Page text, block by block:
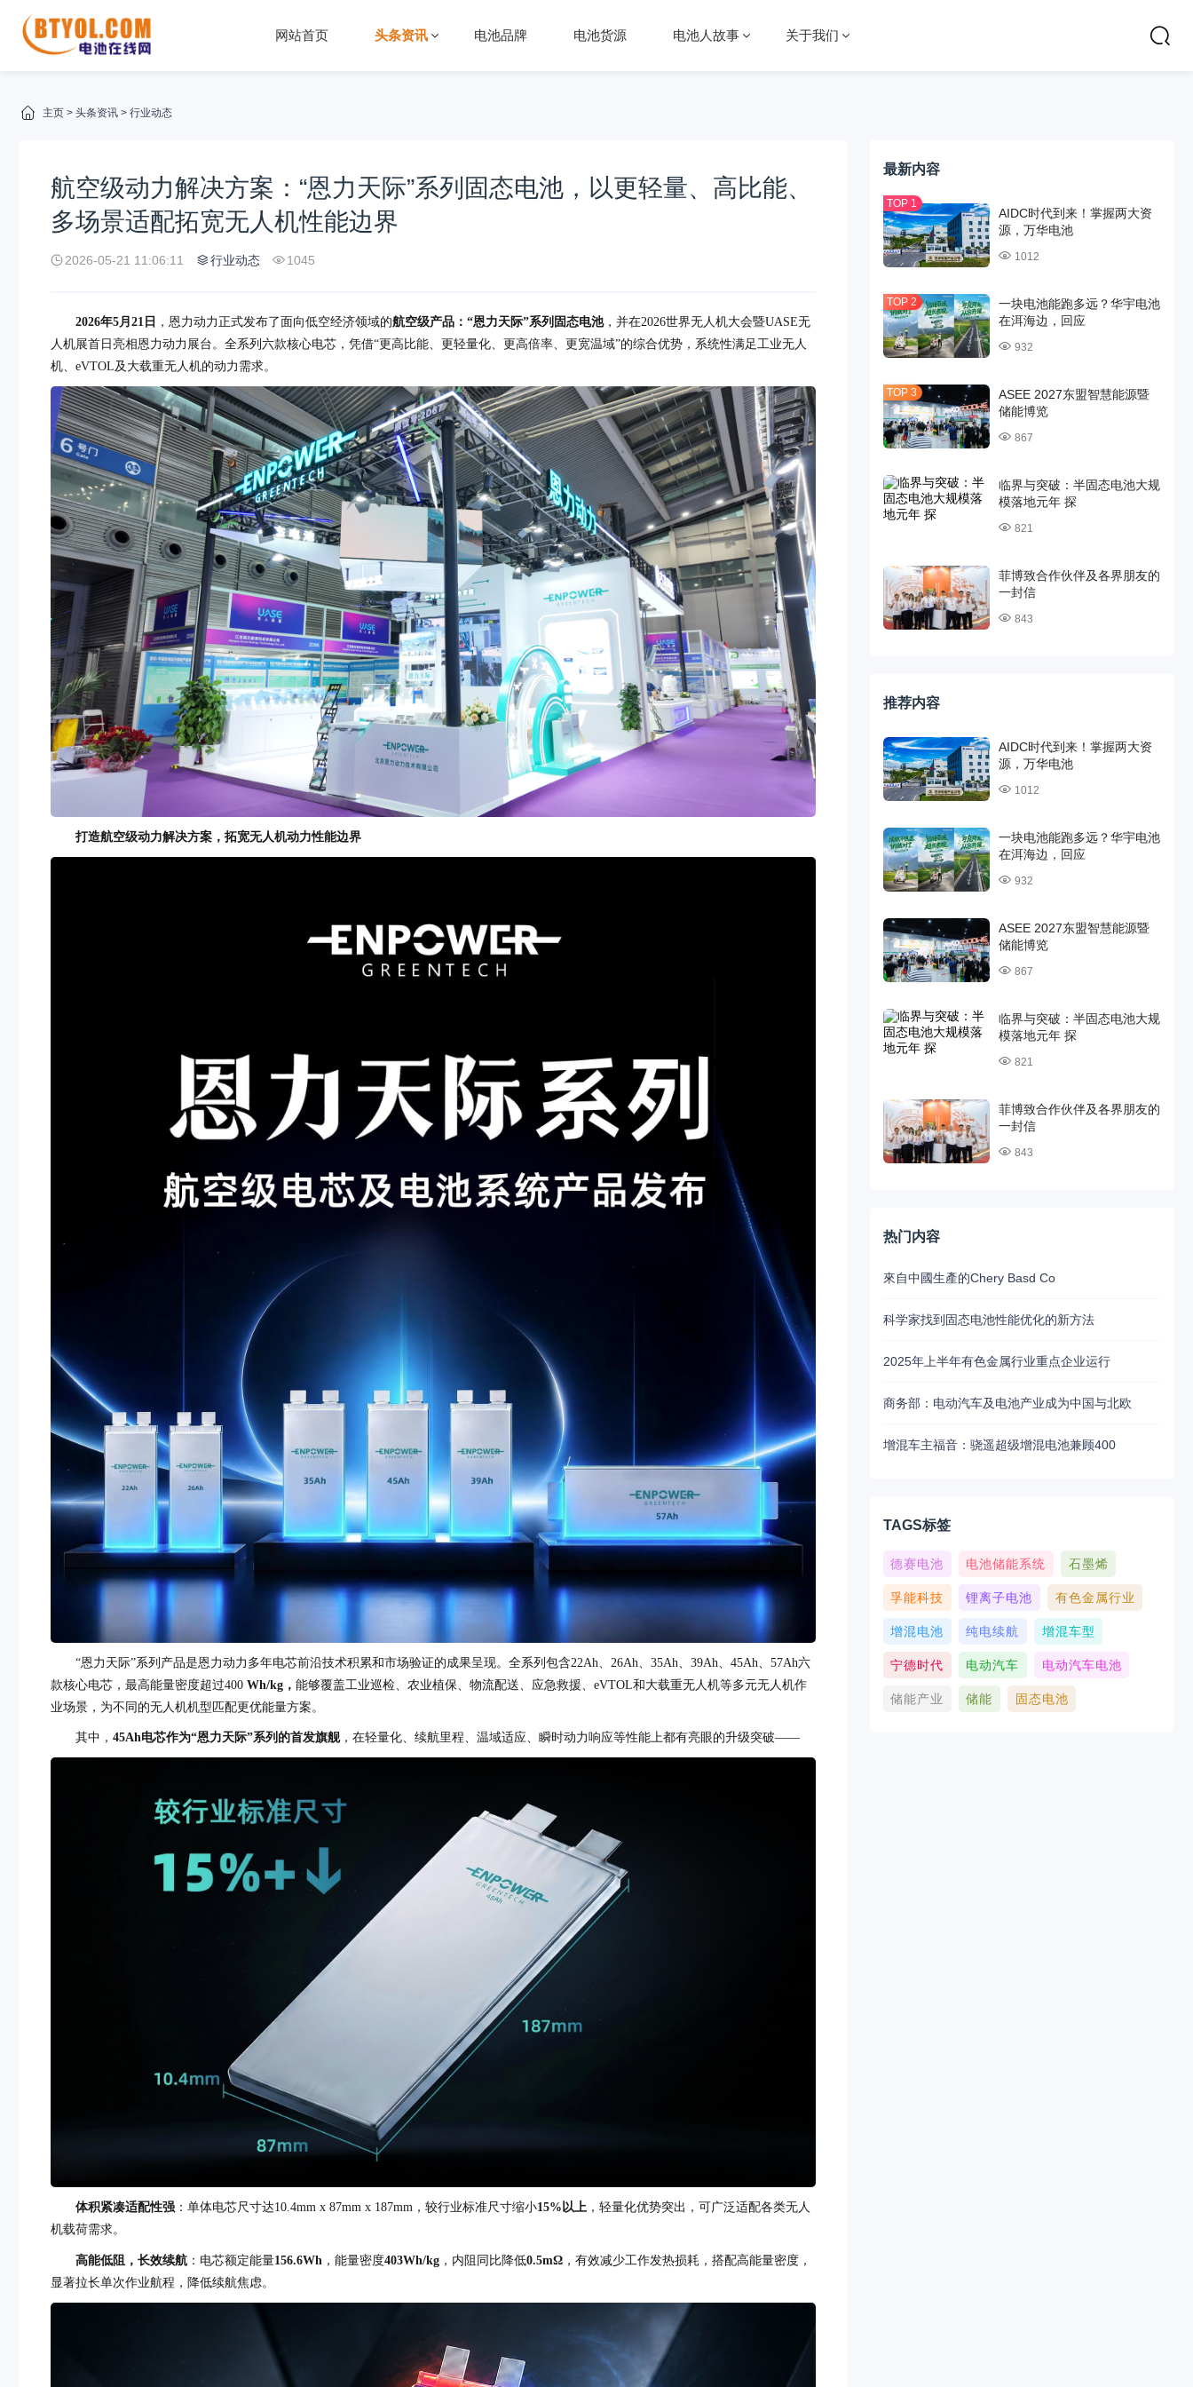
网站首页 头条资讯 电池品牌 电池货源 电池人故事 关于我们
主页 > 头条资讯 > 行业动态
航空级动力解决方案：“恩力天际”系列固态电池，以更轻量、高比能、
多场景适配拓宽无人机性能边界
2026-05-21 11:06:11 行业动态 1045
2026年5月21日 ，恩力动力正式发布了面向低空经济领域的航空级产品：“恩力天际”系列固态电池，并在2026世界无人机大会暨UASE无
人机展首日亮相恩力动力展台。全系列六款核心电芯，凭借“更高比能、更轻量化、更高倍率、更宽温域”的综合优势，系统性满足工业无人
机、eVTOL及大载重无人机的动力需求。
打造航空级动力解决方案，拓宽无人机动力性能边界
“恩力天际”系列产品是恩力动力多年电芯前沿技术积累和市场验证的成果呈现。全系列包含22Ah、26Ah、35Ah、39Ah、45Ah、57Ah六
款核心电芯，最高能量密度超过400 Wh/kg ， 能够覆盖工业巡检、农业植保、物流配送、应急救援、eVTOL和大载重无人机等多元无人机作
业场景，为不同的无人机机型匹配更优能量方案。
其中， 45Ah电芯作为“恩力天际”系列的首发旗舰，在轻量化、续航里程、温域适应、瞬时动力响应等性能上都有亮眼的升级突破——
体积紧凑适配性强 ：单体电芯尺寸达10.4mm x 87mm x 187mm，较行业标准尺寸缩小15%以上 ，轻量化优势突出，可广泛适配各类无人
机载荷需求。
高能低阻 ，长效续航 ：电芯额定能量156.6Wh ，能量密度403Wh/kg ，内阻同比降低0.5mΩ ，有效减少工作发热损耗，搭配高能量密度，
显著拉长单次作业航程，降低续航焦虑。
最新内容
AIDC时代到来！掌握两大资
源，万华电池
1012
一块电池能跑多远？华宇电池
在洱海边，回应
932
ASEE 2027东盟智慧能源暨
储能博览
867
临界与突破：半固态电池大规
模落地元年 探
821
菲博致合作伙伴及各界朋友的
一封信
843
推荐内容
AIDC时代到来！掌握两大资
源，万华电池
1012
一块电池能跑多远？华宇电池
在洱海边，回应
932
ASEE 2027东盟智慧能源暨
储能博览
867
临界与突破：半固态电池大规
模落地元年 探
821
菲博致合作伙伴及各界朋友的
一封信
843
热门内容
來自中國生產的Chery Basd Co
科学家找到固态电池性能优化的新方法
2025年上半年有色金属行业重点企业运行
商务部：电动汽车及电池产业成为中国与北欧
增混车主福音：骁遥超级增混电池兼顾400
TAGS标签
德赛电池 电池储能系统 石墨烯
孚能科技 锂离子电池 有色金属行业
增混电池 纯电续航 增混车型
宁德时代 电动汽车 电动汽车电池
储能产业 储能 固态电池